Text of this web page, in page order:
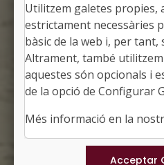
ALT
Alcaldessa:
El Pallars
Superfície:
http://
Utilitzem galetes propies,
estrictament necessàries
bàsic de la web i, per tant,
Altrament, també
aquestes són opcionals i
de la opció de Configurar
Més informació en la